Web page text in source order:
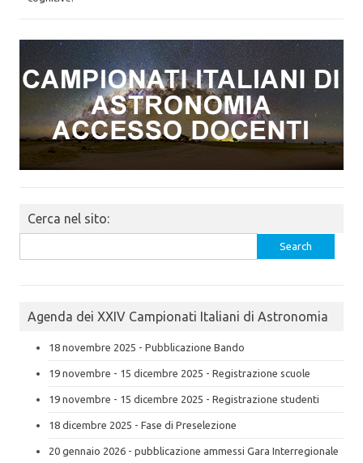
Cerca nel sito:
for:
Agenda dei XXIV Campionati Italiani di Astronomia
18 novembre 2025 - Pubblicazione Bando
19 novembre - 15 dicembre 2025 - Registrazione scuole
19 novembre - 15 dicembre 2025 - Registrazione studenti
18 dicembre 2025 - Fase di Preselezione
20 gennaio 2026 - pubblicazione ammessi Gara Interregionale